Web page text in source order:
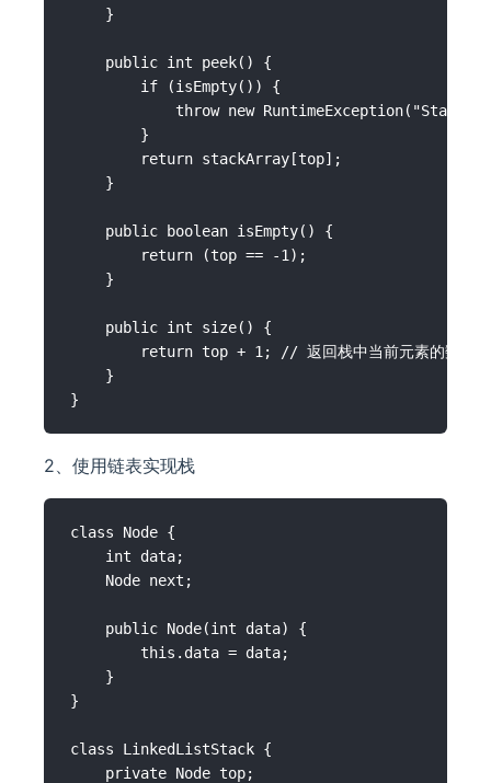
    }
    public int peek() {
        if (isEmpty()) {
throw new RuntimeException("Stack
        }
        return stackArray[top];
    }
    public boolean isEmpty() {
        return (top == -1);
    }
    public int size() {
        return top + 1; // 返回栈中当前元素的数量
    }
2、使用链表实现栈
class Node {
    int data;
    Node next;
    public Node(int data) {
        this.data = data;
    }
}
class LinkedListStack {
    private Node top;